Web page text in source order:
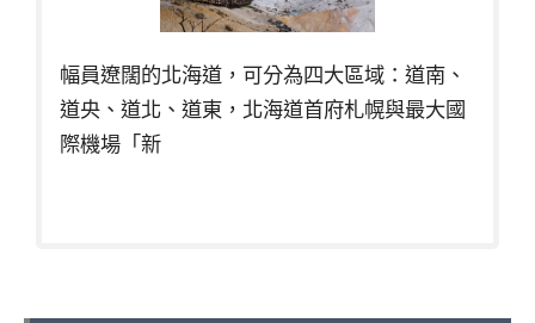
幅員遼闊的北海道，可分為四大區域：道南、
道央、道北、道東，北海道首府札幌與最大國
際機場「新